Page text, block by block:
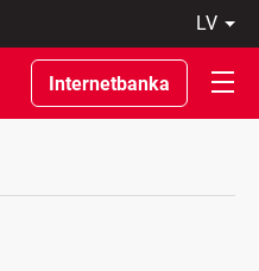
Internetbanka